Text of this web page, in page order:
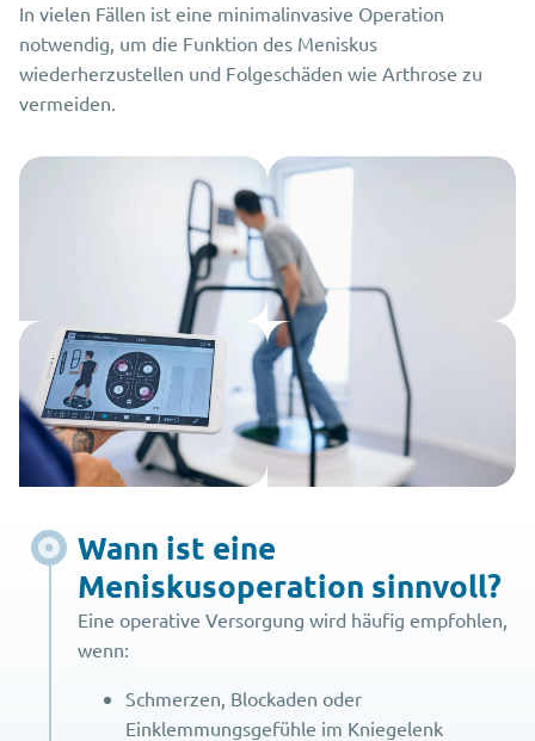
In vielen Fällen ist eine minimalinvasive Operation
notwendig, um die Funktion des Meniskus
wiederherzustellen und Folgeschäden wie Arthrose zu
vermeiden.
Wann ist eine
Meniskusoperation sinnvoll?
Eine operative Versorgung wird häufig empfohlen,
wenn:
Schmerzen, Blockaden oder
Einklemmungsgefühle im Kniegelenk